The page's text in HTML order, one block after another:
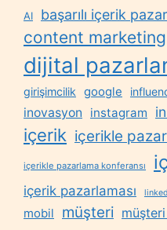
AI başarılı içerik
content marketing
dijital
girişimcilik google
inovasyon instagram
içerik içerikle
içerikle pazarlama konferansı
içerik pazarlaması
mobil müşteri